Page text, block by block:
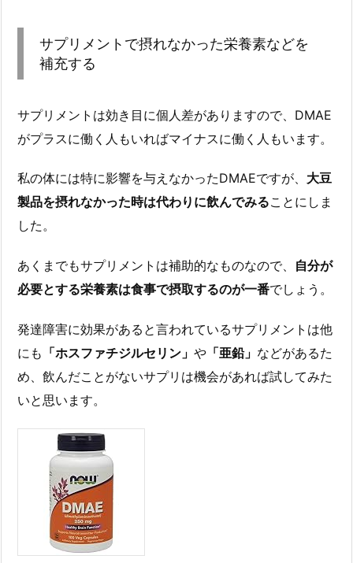
サプリメントで摂れなかった栄養素などを
補充する
サプリメントは効き目に個人差がありますので、DMAE
がプラスに働く人もいればマイナスに働く人もいます。
私の体には特に影響を与えなかったDMAEですが、 大豆
製品を摂れなかった時は代わりに飲んでみることにしま
した。
あくまでもサプリメントは補助的なものなので、 自分が
必要とする栄養素は食事で摂取するのが一番でしょう。
発達障害に効果があると言われているサプリメントは他
にも 「ホスファチジルセリン」 や 「亜鉛」 などがあるた
め、飲んだことがないサプリは機会があれば試してみた
いと思います。